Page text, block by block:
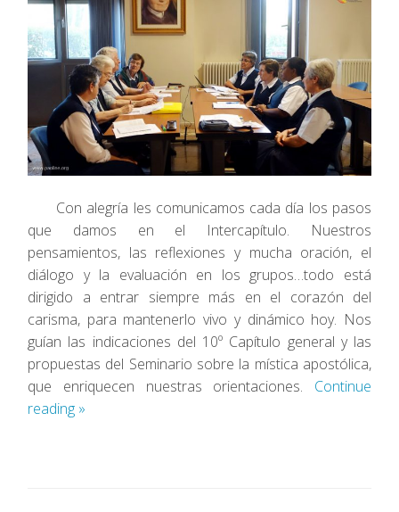
Con alegría les comunicamos cada día los pasos
que damos en el Intercapítulo. Nuestros
pensamientos, las reflexiones y mucha oración, el
diálogo y la evaluación en los grupos…todo está
dirigido a entrar siempre más en el corazón del
carisma, para mantenerlo vivo y dinámico hoy. Nos
guían las indicaciones del 10º Capítulo general y las
propuestas del Seminario sobre la mística apostólica,
que enriquecen nuestras orientaciones. Continue
reading »